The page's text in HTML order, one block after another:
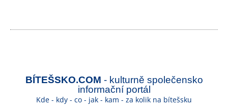
BÍTEŠSKO.COM - kulturně společensko
informační portál
Kde - kdy - co - jak - kam - za kolik na bítešsku